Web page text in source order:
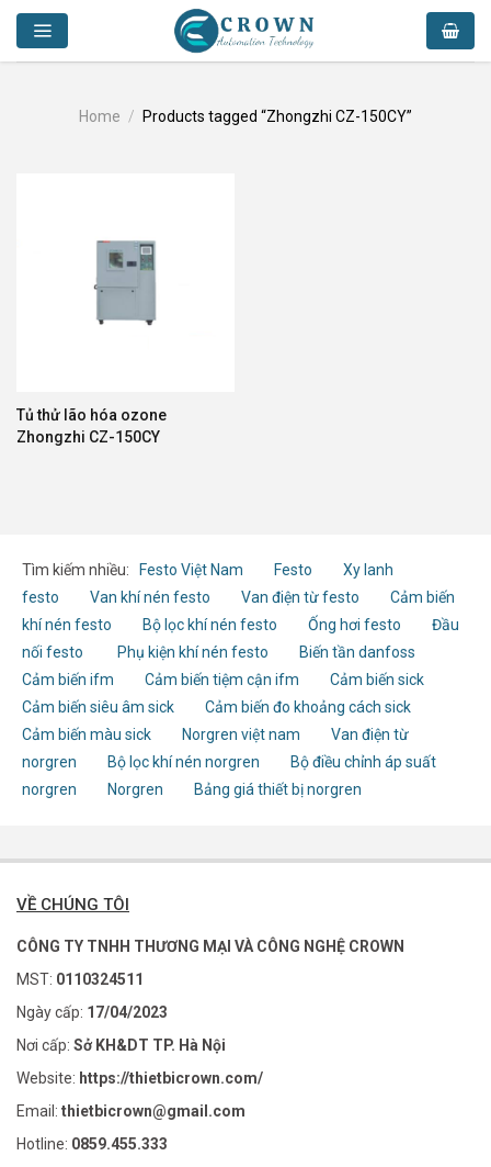
Skip
content
Home / Products tagged “Zhongzhi CZ-150CY”
Tủ thử lão hóa ozone
Zhongzhi CZ-150CY
Tìm kiếm nhiều: Festo Việt Nam Festo
Xy lanh
festo
Van khí nén festo Van điện từ festo
Cảm biến
khí nén festo
Bộ lọc khí nén festo Ống hơi festo
Đầu
nối festo
Phụ kiện khí nén festo
Biến tần danfoss
Cảm biến ifm
Cảm biến tiệm cận ifm
Cảm biến sick
Cảm biến siêu âm sick
Cảm biến đo khoảng cách sick
Cảm biến màu sick
Norgren việt nam
Van điện từ
norgren
Bộ lọc khí nén norgren
Bộ điều chỉnh áp suất
norgren
Norgren Bảng giá thiết bị norgren
VỀ CHÚNG TÔI
CÔNG TY TNHH THƯƠNG MẠI VÀ CÔNG NGHỆ CROWN
MST: 0110324511
Ngày cấp: 17/04/2023
Nơi cấp: Sở KH&DT TP. Hà Nội
Website: https://thietbicrown.com/
Email: thietbicrown@gmail.com
Hotline: 0859.455.333